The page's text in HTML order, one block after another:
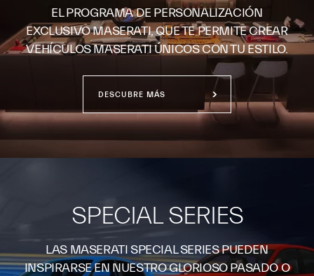
EL PROGRAMA DE PERSONALIZACIÓN
EXCLUSIVO MASERATI, QUE TE PERMITE CREAR
VEHÍCULOS MASERATI ÚNICOS CON TU ESTILO.
DESCUBRE MÁS
SPECIAL SERIES
LAS MASERATI SPECIAL SERIES PUEDEN
INSPIRARSE EN NUESTRO GLORIOSO PASADO O